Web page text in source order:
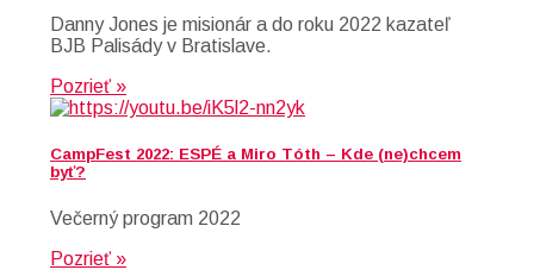
Danny Jones je misionár a do roku 2022 kazateľ
BJB Palisády v Bratislave.
Pozrieť »
CampFest 2022: ESPÉ a Miro Tóth – Kde (ne)chcem
byť?
Večerný program 2022
Pozrieť »